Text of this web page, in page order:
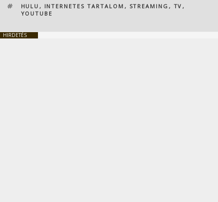
CÍMKÉK
HULU , INTERNETES TARTALOM , STREAMING , TV ,
YOUTUBE
HIRDETÉS